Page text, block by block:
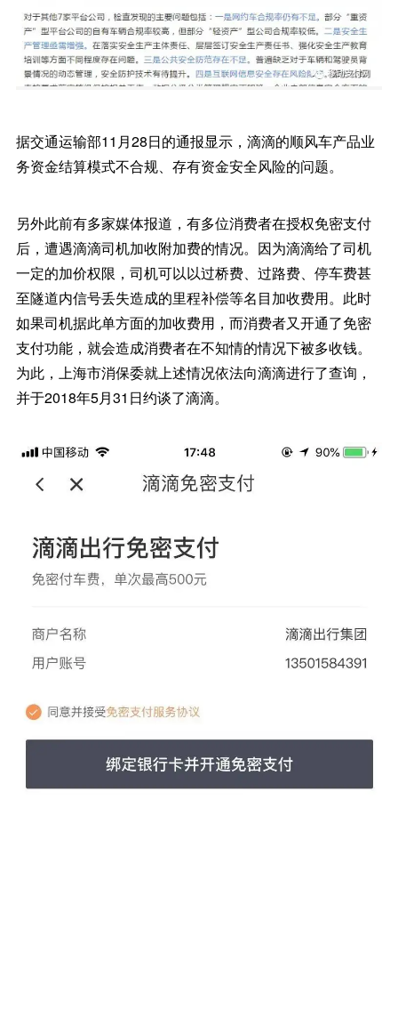
据交通运输部11月28日的通报显示，滴滴的顺风车产品业
务资金结算模式不合规、存有资金安全风险的问题。
另外此前有多家媒体报道，有多位消费者在授权免密支付
后，遭遇滴滴司机加收附加费的情况。因为滴滴给了司机
一定的加价权限，司机可以以过桥费、过路费、停车费甚
至隧道内信号丢失造成的里程补偿等名目加收费用。此时
如果司机据此单方面的加收费用，而消费者又开通了免密
支付功能，就会造成消费者在不知情的情况下被多收钱。
为此，上海市消保委就上述情况依法向滴滴进行了查询，
并于2018年5月31日约谈了滴滴。